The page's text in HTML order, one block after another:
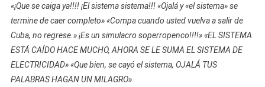
«¡Que se caiga ya!!!! ¡El sistema sistema!!! «Ojalá y «el sistema» se
termine de caer completo» «Compa cuando usted vuelva a salir de
Cuba, no regrese.» ¡Es un simulacro soperropenco!!!!» «EL SISTEMA
ESTÁ CAÍDO HACE MUCHO, AHORA SE LE SUMA EL SISTEMA DE
ELECTRICIDAD» «Que bien, se cayó el sistema, OJALÁ TUS
PALABRAS HAGAN UN MILAGRO»